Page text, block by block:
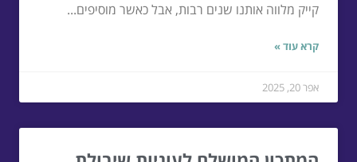
קייק מלווה אותנו שנים רבות, אבל כאשר מוסיפים...
קרא עוד »
אפר 20, 2025